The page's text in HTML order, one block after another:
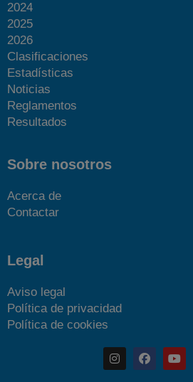
2024
2025
2026
Clasificaciones
Estadísticas
Noticias
Reglamentos
Resultados
Sobre nosotros
Acerca de
Contactar
Legal
Aviso legal
Política de privacidad
Política de cookies